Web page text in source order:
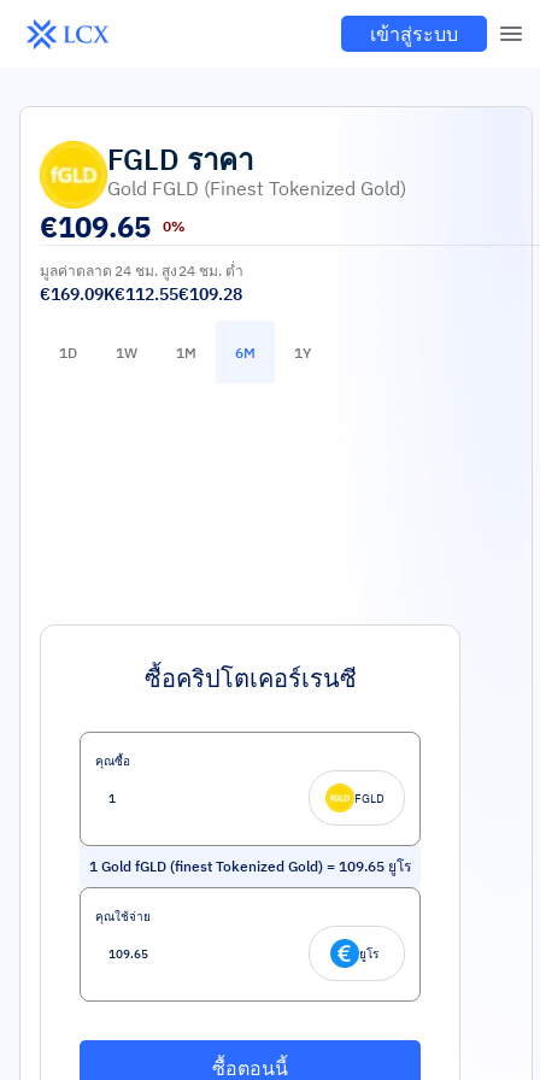
เข้าสู่ระบบ
FGLD ราคา
Gold FGLD (finest Tokenized Gold)
€109.65 0%
มูลค่าตลาด
€169.09K
24 ชม. สูง
€112.55
24 ชม. ต่ำ
€109.28
1D 1W 1M 6M 1Y
ซื้อคริปโตเคอร์เรนซี
คุณซื้อ
FGLD
1 Gold fGLD (finest Tokenized Gold) = 109.65 ยูโร
คุณใช้จ่าย
ยูโร
ซื้อตอนนี้